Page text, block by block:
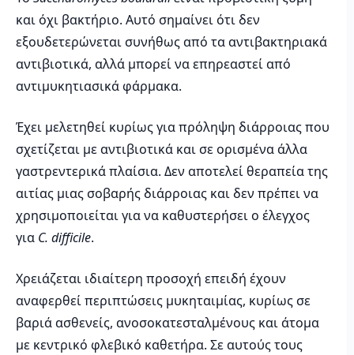
και όχι βακτήριο. Αυτό σημαίνει ότι δεν
εξουδετερώνεται συνήθως από τα αντιβακτηριακά
αντιβιοτικά, αλλά μπορεί να επηρεαστεί από
αντιμυκητιασικά φάρμακα.
Έχει μελετηθεί κυρίως για πρόληψη διάρροιας που
σχετίζεται με αντιβιοτικά και σε ορισμένα άλλα
γαστρεντερικά πλαίσια. Δεν αποτελεί θεραπεία της
αιτίας μιας σοβαρής διάρροιας και δεν πρέπει να
χρησιμοποιείται για να καθυστερήσει ο έλεγχος
για C. difficile.
Χρειάζεται ιδιαίτερη προσοχή επειδή έχουν
αναφερθεί περιπτώσεις μυκηταιμίας, κυρίως σε
βαριά ασθενείς, ανοσοκατεσταλμένους και άτομα
με κεντρικό φλεβικό καθετήρα. Σε αυτούς τους